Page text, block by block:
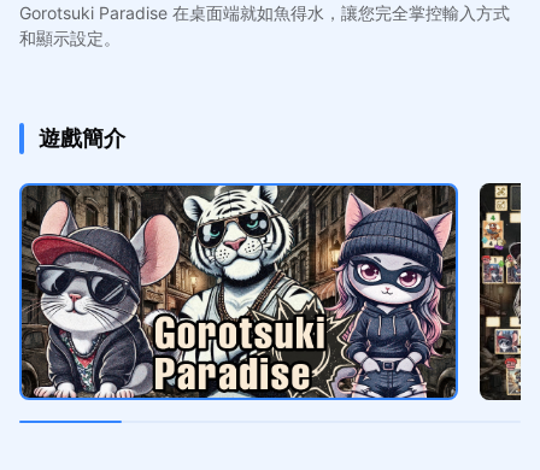
Gorotsuki Paradise 在桌面端就如魚得水，讓您完全掌控輸入方式
和顯示設定。
遊戲簡介